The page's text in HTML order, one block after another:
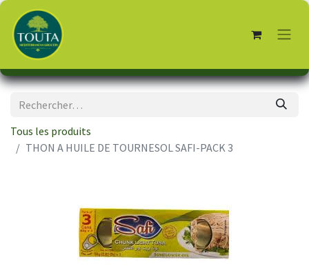
Tous les produits
THON A HUILE DE TOURNESOL SAFI-PACK 3